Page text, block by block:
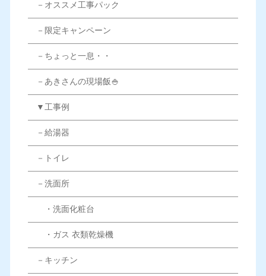
－オススメ工事パック
－限定キャンペーン
－ちょっと一息・・
－あきさんの現場飯🍚
▼工事例
－給湯器
－トイレ
－洗面所
・洗面化粧台
・ガス 衣類乾燥機
－キッチン